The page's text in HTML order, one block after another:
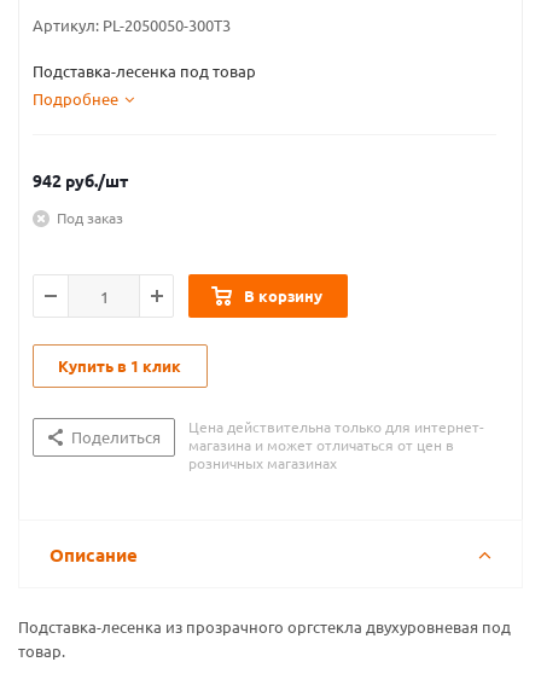
Артикул: PL-2050050-300T3
Подставка-лесенка под товар
Подробнее
942 руб./шт
Под заказ
В корзину
Купить в 1 клик
Поделиться
Цена действительна только для интернет-
магазина и может отличаться от цен в
розничных магазинах
Описание
Подставка-лесенка из прозрачного оргстекла двухуровневая под
товар.